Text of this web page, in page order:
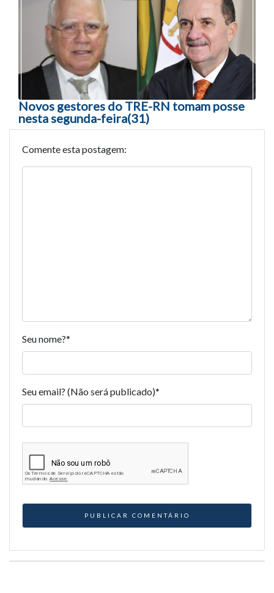
Novos gestores do TRE-RN tomam posse
nesta segunda-feira(31)
Comente esta postagem:
Seu nome?*
Seu email? (Não será publicado)*